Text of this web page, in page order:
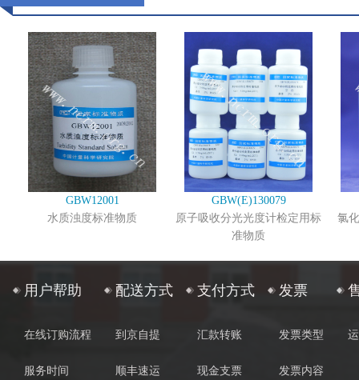
GBW12001
水质浊度标准物质
GBW(E)130079
原子吸收分光光度计检定用标
准物质
氯
用户帮助
在线订购流程
服务时间
配送方式
到京自提
顺丰速运
支付方式
汇款转账
现金支票
发票
发票类型
发票内容